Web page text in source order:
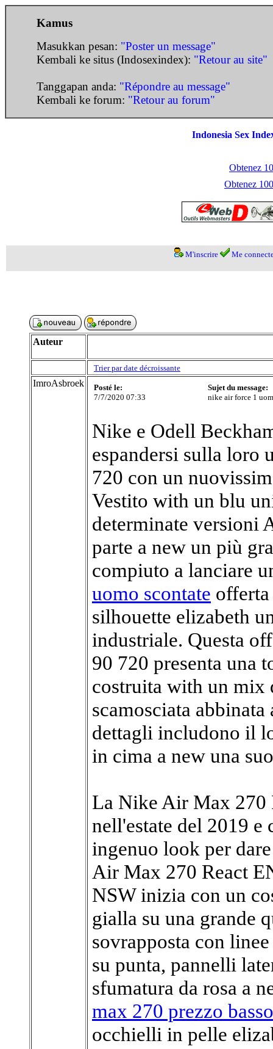
Kamus
Masukkan pesan: "Poster un message"
Kembali ke situs (Indosexindex): "Retour au site"
Tanggapan anda: "Répondre au message"
Kembali ke forum: "Retour au forum"
Indonesia Sex
Obtenez
Obtenez
M'inscrire Me
Auteur
Trier par date décroissante
ImroAsbroek
Posté le:
7/7/2020 07:33
Sujet du message:
nike air force 1
Nike e Odell
espandersi sulla loro
720 con un
Vestito with un blu
determinate versioni
parte a new un più
compiuto a lanciare
uomo scontate
silhouette elizabeth
industriale. Questa
90 720 presenta una
costruita with un mix
scamosciata
dettagli includono il
in cima a new una
La Nike Air Max 270
nell'estate del 2019 e
ingenuo look per
Air Max 270 React
NSW inizia con un
gialla su una grande
sovrapposta con
su punta, pannelli
sfumatura da rosa a
max 270 prezzo basso
occhielli in pelle